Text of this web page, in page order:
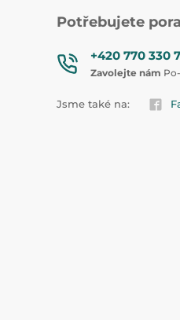
Potřebujete
+420 770 330
Zavolejte nám
Jsme také na: